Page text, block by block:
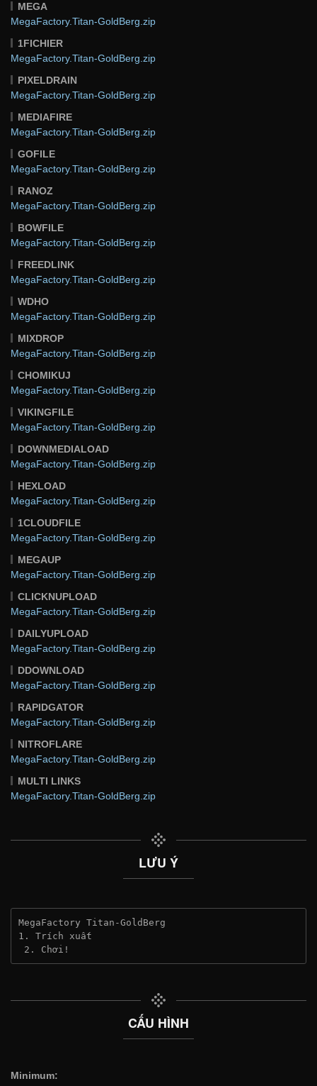
MEGA
MegaFactory.Titan-GoldBerg.zip
1FICHIER
MegaFactory.Titan-GoldBerg.zip
PIXELDRAIN
MegaFactory.Titan-GoldBerg.zip
MEDIAFIRE
MegaFactory.Titan-GoldBerg.zip
GOFILE
MegaFactory.Titan-GoldBerg.zip
RANOZ
MegaFactory.Titan-GoldBerg.zip
BOWFILE
MegaFactory.Titan-GoldBerg.zip
FREEDLINK
MegaFactory.Titan-GoldBerg.zip
WDHO
MegaFactory.Titan-GoldBerg.zip
MIXDROP
MegaFactory.Titan-GoldBerg.zip
CHOMIKUJ
MegaFactory.Titan-GoldBerg.zip
VIKINGFILE
MegaFactory.Titan-GoldBerg.zip
DOWNMEDIALOAD
MegaFactory.Titan-GoldBerg.zip
HEXLOAD
MegaFactory.Titan-GoldBerg.zip
1CLOUDFILE
MegaFactory.Titan-GoldBerg.zip
MEGAUP
MegaFactory.Titan-GoldBerg.zip
CLICKNUPLOAD
MegaFactory.Titan-GoldBerg.zip
DAILYUPLOAD
MegaFactory.Titan-GoldBerg.zip
DDOWNLOAD
MegaFactory.Titan-GoldBerg.zip
RAPIDGATOR
MegaFactory.Titan-GoldBerg.zip
NITROFLARE
MegaFactory.Titan-GoldBerg.zip
MULTI LINKS
MegaFactory.Titan-GoldBerg.zip
LƯU Ý
MegaFactory Titan-GoldBerg
1. Trích xuất
2. Chơi!
CẤU HÌNH
Minimum: